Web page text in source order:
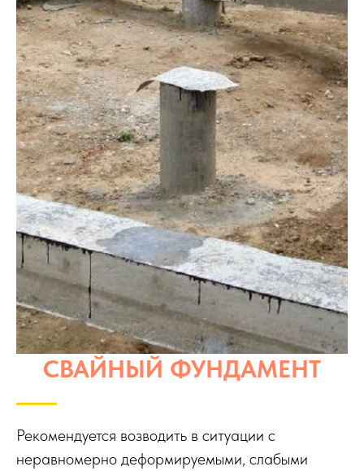
СВАЙНЫЙ ФУНДАМЕНТ
Рекомендуется возводить в ситуации с
неравномерно деформируемыми, слабыми